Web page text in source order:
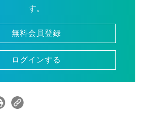
す。
無料会員登録
ログインする